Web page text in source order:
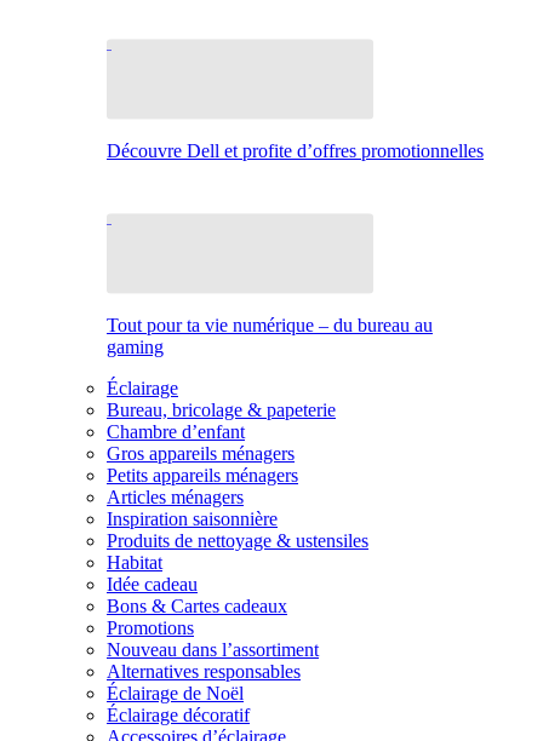
Découvre Dell et profite d’offres promotionnelles
Tout pour ta vie numérique – du bureau au
gaming
Éclairage
Bureau, bricolage & papeterie
Chambre d’enfant
Gros appareils ménagers
Petits appareils ménagers
Articles ménagers
Inspiration saisonnière
Produits de nettoyage & ustensiles
Habitat
Idée cadeau
Bons & Cartes cadeaux
Promotions
Nouveau dans l’assortiment
Alternatives responsables
Éclairage de Noël
Éclairage décoratif
Accessoires d’éclairage